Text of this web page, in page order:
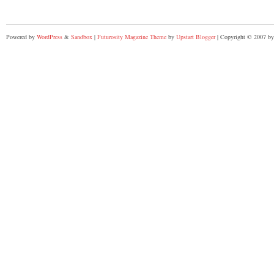
Powered by WordPress & Sandbox | Futurosity Magazine Theme by Upstart Blogger| Copyright © 2007 by